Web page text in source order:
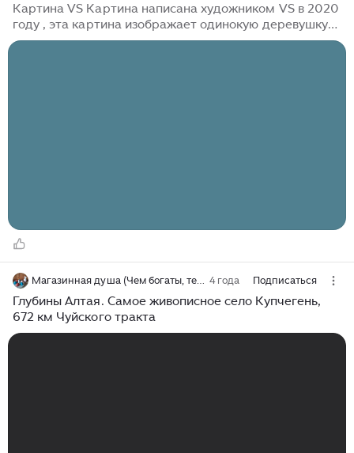
Картина VS Картина написана художником VS в 2020
году , эта картина изображает одинокую деревушку
рядом с озером и альпийскими горами, картина
Магазинная душа (Чем богаты, тем и рады!) 4 года Подписаться
Глубины Алтая. Самое живописное село Купчегень,
672 км Чуйского тракта